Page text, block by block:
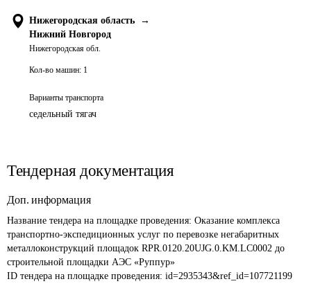
Нижегородская область
→
Нижний Новгород
Нижегородская обл.
Кол-во машин: 1
Варианты транспорта
седельный тягач
Тендерная документация
Доп. информация
Название тендера на площадке проведения: Оказание комплекса
транспортно-экспедиционных услуг по перевозке негабаритных
металлоконструкций площадок RPR.0120.20UJG.0.KM.LC0002 до
строительной площадки АЭС «Руппур»
ID тендера на площадке проведения: id=2935343&ref_id=107721199